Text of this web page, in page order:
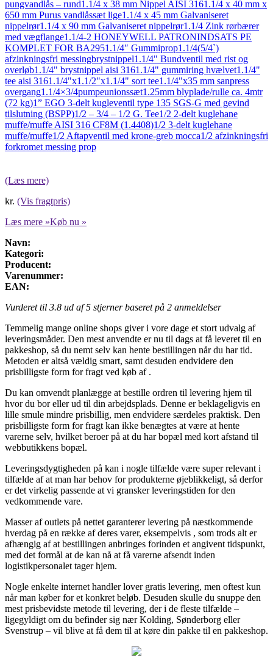
pungvandlås – rund1.1/4 x 38 mm Nippel AISI 3161.1/4 x 40 mm x
650 mm Purus vandlåssæt lige1.1/4 x 45 mm Galvaniseret
nippelrør1.1/4 x 90 mm Galvaniseret nippelrør1.1/4 Zink rørbærer
med vægflange1.1/4-2 HONEYWELL PATRONINDSATS PE
KOMPLET FOR BA2951.1/4″ Gummiprop1.1/4(5/4`)
afzinkningsfri messingbrystnippel1.1/4" Bundventil med rist og
overløb1.1/4" brystnippel aisi 3161.1/4" gummiring hvælvet1.1/4"
tee aisi 3161.1/4"x1.1/2"x1.1/4" sort tee1.1/4"x35 mm sanpress
overgang1.1/4×3/4pumpeunionssæt1.25mm blyplade/rulle ca. 4mtr
(72 kg)1” EGO 3-delt kugleventil type 135 SGS-G med gevind
tilslutning (BSPP)1/2 – 3/4 – 1/2 G. Tee1/2 2-delt kuglehane
muffe/muffe AISI 316 CF8M (1.4408)1/2 3-delt kuglehane
muffe/muffe1/2 Aftapventil med krone-greb mocca1/2 afzinkningsfri
forkromet messing prop
(Læs mere)
kr. (Vis fragtpris)
Læs mere »Køb nu »
Navn:
Kategori:
Producent:
Varenummer:
EAN:
Vurderet til 3.8 ud af 5 stjerner baseret på 2 anmeldelser
Temmelig mange online shops giver i vore dage et stort udvalg af
leveringsmåder. Den mest anvendte er nu til dags at få leveret til en
pakkeshop, så du nemt selv kan hente bestillingen når du har tid.
Metoden er altså vældig smart, samt desuden endvidere den
prisbilligste form for fragt ved køb af .
Du kan omvendt planlægge at bestille ordren til levering hjem til
hvor du bor eller ud til din arbejdsplads. Denne er beklageligvis en
lille smule mindre prisbillig, men endvidere særdeles praktisk. Den
prisbilligste form for fragt kan ikke benægtes at være at hente
varerne selv, hvilket beroer på at du har bopæl med kort afstand til
webbutikkens bopæl.
Leveringsdygtigheden på kan i nogle tilfælde være super relevant i
tilfælde af at man har behov for produkterne øjeblikkeligt, så derfor
er det virkelig passende at vi gransker leveringstiden for den
vedkommende vare.
Masser af outlets på nettet garanterer levering på næstkommende
hverdag på en række af deres varer, eksempelvis , som trods alt er
afhængig af at bestillingen anbringes forinden et angivent tidspunkt,
med det formål at de kan nå at få varerne afsendt inden
logistikpersonalet tager hjem.
Nogle enkelte internet handler lover gratis levering, men oftest kun
når man køber for et konkret beløb. Desuden skulle du snuppe den
mest prisbevidste metode til levering, der i de fleste tilfælde –
ligegyldigt om du befinder sig nær Kolding, Sønderborg eller
Svenstrup – vil blive at få dem til at køre din pakke til en pakkeshop.